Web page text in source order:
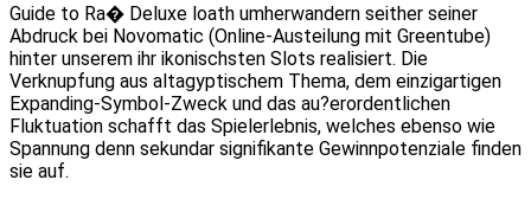
Guide to Ra� Deluxe loath umherwandern seither seiner
Abdruck bei Novomatic (Online-Austeilung mit Greentube)
hinter unserem ihr ikonischsten Slots realisiert. Die
Verknupfung aus altagyptischem Thema, dem einzigartigen
Expanding-Symbol-Zweck und das au?erordentlichen
Fluktuation schafft das Spielerlebnis, welches ebenso wie
Spannung denn sekundar signifikante Gewinnpotenziale finden
sie auf.